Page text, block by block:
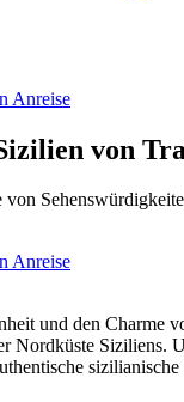
Anreise
von
von
Anreise
und den Charme
Nordküste Siziliens.